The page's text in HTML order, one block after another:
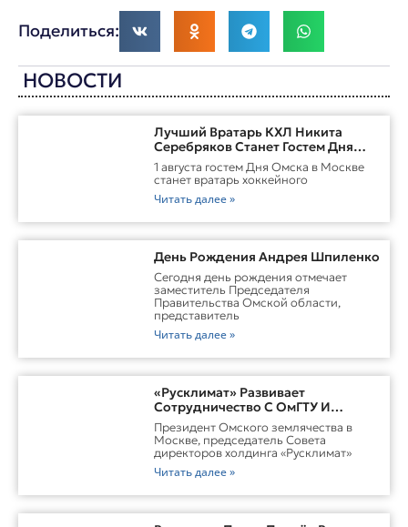
Поделиться:
НОВОСТИ
Лучший Вратарь КХЛ Никита
Серебряков Станет Гостем Дня
Омска В Москве
1 августа гостем Дня Омска в Москве
станет вратарь хоккейного
Читать далее »
День Рождения Андрея Шпиленко
Cегодня день рождения отмечает
заместитель Председателя
Правительства Омской области,
представитель
Читать далее »
«Русклимат» Развивает
Сотрудничество С ОмГТУ И
Участвует В Обновлении
Городской Среды Омска
Президент Омского землячества в
Москве, председатель Совета
директоров холдинга «Русклимат»
Читать далее »